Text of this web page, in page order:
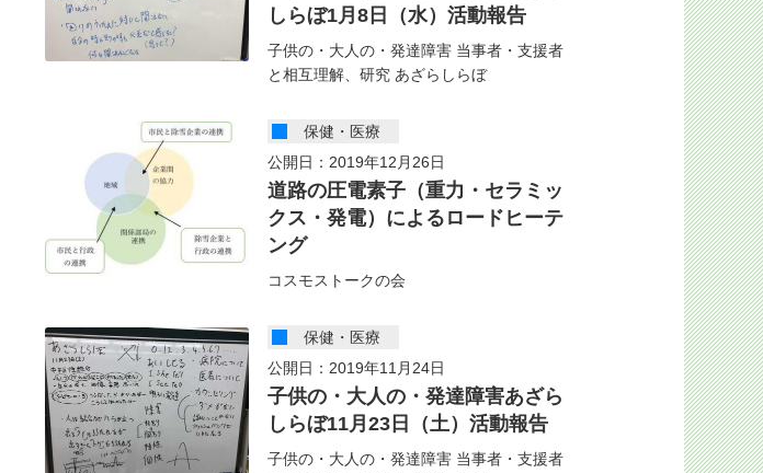
しらぼ1月8日（水）活動報告
子供の・大人の・発達障害 当事者・支援者
と相互理解、研究 あざらしらぼ
保健・医療
公開日：2019年12月26日
道路の圧電素子（重力・セラミッ
クス・発電）によるロードヒーテ
ング
コスモストークの会
保健・医療
公開日：2019年11月24日
子供の・大人の・発達障害あざら
しらぼ11月23日（土）活動報告
子供の・大人の・発達障害 当事者・支援者